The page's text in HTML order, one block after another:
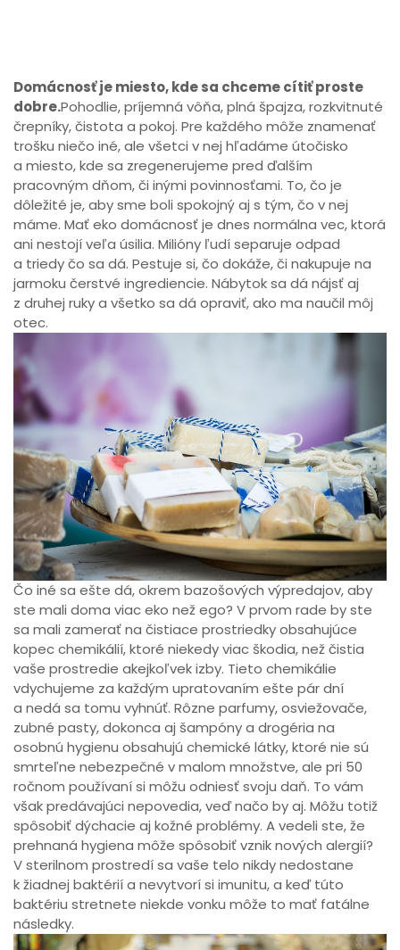
Domácnosť je miesto, kde sa chceme cítiť proste
dobre.Pohodlie, príjemná vôňa, plná špajza, rozkvitnuté
črepníky, čistota a pokoj. Pre každého môže znamenať
trošku niečo iné, ale všetci v nej hľadáme útočisko
a miesto, kde sa zregenerujeme pred ďalším
pracovným dňom, či inými povinnosťami. To, čo je
dôležité je, aby sme boli spokojný aj s tým, čo v nej
máme. Mať eko domácnosť je dnes normálna vec, ktorá
ani nestojí veľa úsilia. Milióny ľudí separuje odpad
a triedy čo sa dá. Pestuje si, čo dokáže, či nakupuje na
jarmoku čerstvé ingrediencie. Nábytok sa dá nájsť aj
z druhej ruky a všetko sa dá opraviť, ako ma naučil môj
otec.
Čo iné sa ešte dá, okrem bazošových výpredajov, aby
ste mali doma viac eko než ego? V prvom rade by ste
sa mali zamerať na čistiace prostriedky obsahujúce
kopec chemikálií, ktoré niekedy viac škodia, než čistia
vaše prostredie akejkoľvek izby. Tieto chemikálie
vdychujeme za každým upratovaním ešte pár dní
a nedá sa tomu vyhnúť. Rôzne parfumy, osviežovače,
zubné pasty, dokonca aj šampóny a drogéria na
osobnú hygienu obsahujú chemické látky, ktoré nie sú
smrteľne nebezpečné v malom množstve, ale pri 50
ročnom používaní si môžu odniesť svoju daň. To vám
však predávajúci nepovedia, veď načo by aj. Môžu totiž
spôsobiť dýchacie aj kožné problémy. A vedeli ste, že
prehnaná hygiena môže spôsobiť vznik nových alergií?
V sterilnom prostredí sa vaše telo nikdy nedostane
k žiadnej baktérií a nevytvorí si imunitu, a keď túto
baktériu stretnete niekde vonku môže to mať fatálne
následky.